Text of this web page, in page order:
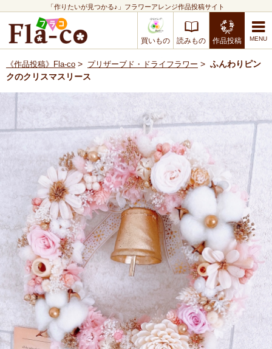
「作りたいが見つかる♪」フラワーアレンジ作品投稿サイト
買いもの 読みもの 作品投稿
《作品投稿》Fla-co > プリザーブド・ドライフラワー > ふんわりピン
クのクリスマスリース